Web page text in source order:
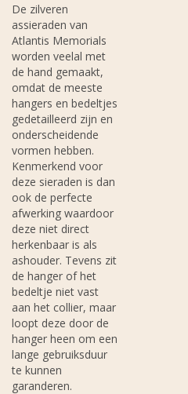
De zilveren
assieraden van
Atlantis Memorials
worden veelal met
de hand gemaakt,
omdat de meeste
hangers en bedeltjes
gedetailleerd zijn en
onderscheidende
vormen hebben.
Kenmerkend voor
deze sieraden is dan
ook de perfecte
afwerking waardoor
deze niet direct
herkenbaar is als
ashouder. Tevens zit
de hanger of het
bedeltje niet vast
aan het collier, maar
loopt deze door de
hanger heen om een
lange gebruiksduur
te kunnen
garanderen.